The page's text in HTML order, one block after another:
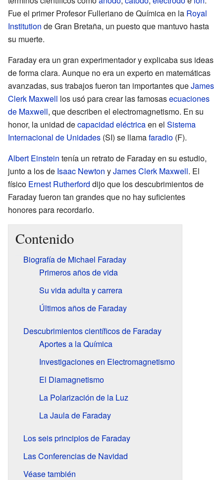
Fue el primer Profesor Fulleriano de Química en la Royal
Institution de Gran Bretaña, un puesto que mantuvo hasta
su muerte.
Faraday era un gran experimentador y explicaba sus ideas
de forma clara. Aunque no era un experto en matemáticas
avanzadas, sus trabajos fueron tan importantes queJames
Clerk Maxwell los usó para crear las famosasecuaciones
de Maxwell, que describen el electromagnetismo. En su
honor, la unidad decapacidad eléctricaen el Sistema
Internacional de Unidades (SI) se llamafaradio (F).
Albert Einstein tenía un retrato de Faraday en su estudio,
junto a los de Isaac Newton yJames Clerk Maxwell. El
físico Ernest Rutherford dijo que los descubrimientos de
Faraday fueron tan grandes que no hay suficientes
honores para recordarlo.
Contenido
Biografía de Michael Faraday
Primeros años de vida
Su vida adulta y carrera
Últimos años de Faraday
Descubrimientos científicos de Faraday
Aportes a la Química
Investigaciones en Electromagnetismo
El Diamagnetismo
La Polarización de la Luz
La Jaula de Faraday
Los seis principios de Faraday
Las Conferencias de Navidad
Véase también